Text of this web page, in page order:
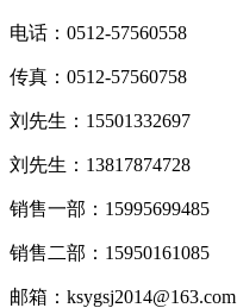
电话：0512-57560558
传真：0512-57560758
刘先生：15501332697
刘先生：13817874728
销售一部：15995699485
销售二部：15950161085
邮箱：ksygsj2014@163.com